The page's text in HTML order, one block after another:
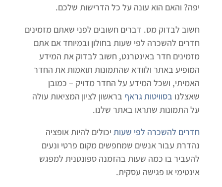
יפה? והאם הוא עונה על כל הדרישות שלכם.
חשוב לבדוק מס. דברים חשובים לפני שאתם מזמינים
חדרים להשכרה לפי שעות בחולון ובמיוחד אם אתם
מזמינים חדר באינטרנט, חשוב לבדוק את המידע
המופיע באתר ולוודא שהתמונות תואמות את החדר
האמיתי, ושכל המידע על החדר מדויק – כמובן
שאצלנו בסוויטות גראף בראשון לציון המציאות עולה
על התמונות שתראו באתר שלנו.
חדרים להשכרה לפי שעותיכולים להיות אופציה
נהדרת עבור אנשים שמחפשים מקום פרטי ונעים
להעביר בו כמה שעות בהזמנה ספונטנית למפגש
אינטימי או פגישה עסקית.